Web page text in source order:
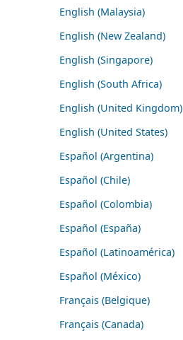
English (Malaysia)
English (New Zealand)
English (Singapore)
English (South Africa)
English (United Kingdom)
English (United States)
Español (Argentina)
Español (Chile)
Español (Colombia)
Español (España)
Español (Latinoamérica)
Español (México)
Français (Belgique)
Français (Canada)